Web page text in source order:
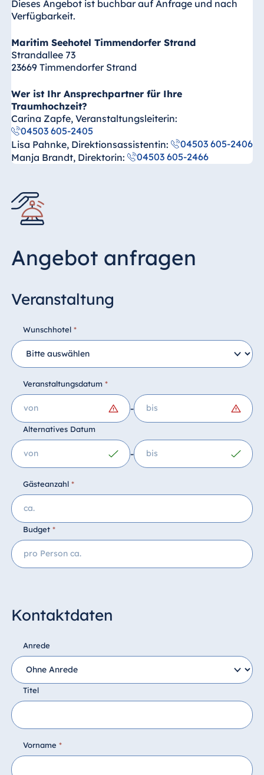
Dieses Angebot ist buchbar auf Anfrage und nach
Verfügbarkeit.
Maritim Seehotel Timmendorfer Strand
Strandallee 73
23669 Timmendorfer Strand
Wer ist Ihr Ansprechpartner für Ihre
Traumhochzeit?
Carina Zapfe, Veranstaltungsleiterin:
04503 605-2405
Lisa Pahnke, Direktionsassistentin:
04503 605-2406
Manja Brandt, Direktorin:
04503 605-2466
Angebot anfragen
Veranstaltung
Wunschhotel *
Veranstaltungsdatum *
-
Alternatives Datum
-
Gästeanzahl *
Budget *
Kontaktdaten
Anrede
Titel
Vorname *